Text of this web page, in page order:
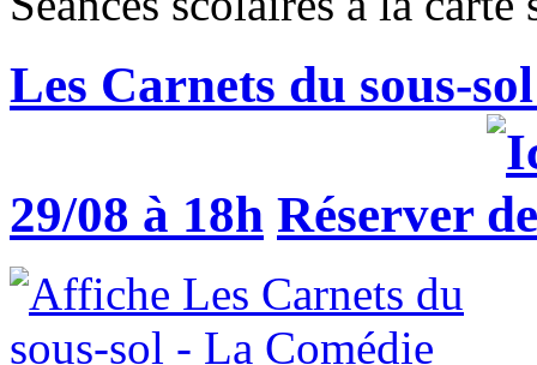
Les Carnets du sous-
29/08 à 18h Réserver